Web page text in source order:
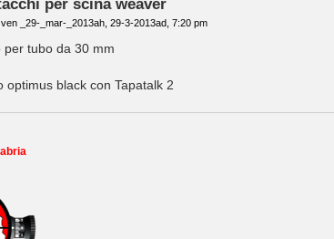
per scina weaver
ven _29-_mar-_2013ah, 29-3-2013ad, 7:20 pm
per tubo da 30 mm
optimus black con Tapatalk 2